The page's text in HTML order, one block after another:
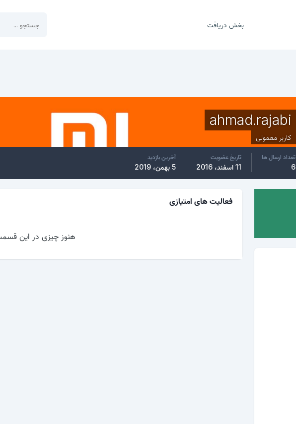
بخش دریافت
ahmad.rajabi
کاربر معمولی
تعداد ارسال ها
6
تاریخ عضویت
11 اسفند، 2016
آخرین بازدید
5 بهمن، 2019
فعالیت های امتیازی
هنوز چیزی در این